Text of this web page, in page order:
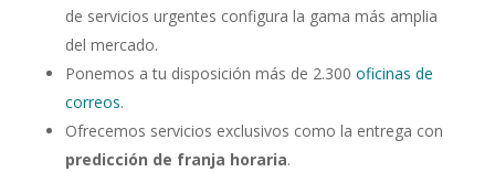
de servicios urgentes configura la gama más amplia
del mercado.
Ponemos a tu disposición más de 2.300 oficinas de
correos.
Ofrecemos servicios exclusivos como la entrega con
predicción de franja horaria.